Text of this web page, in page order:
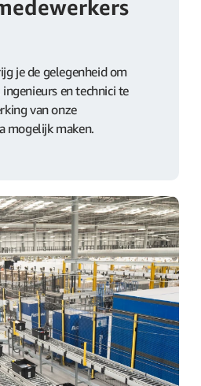
je de gelegenheid om
en technici te
van onze
mogelijk maken.